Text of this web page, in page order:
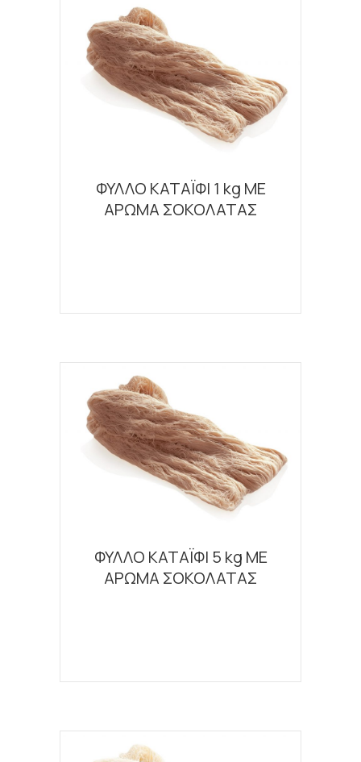
ΦΥΛΛΟ ΚΑΤΑΪΦΙ 1 kg ΜΕ
ΑΡΩΜΑ ΣΟΚΟΛΑΤΑΣ
ΦΥΛΛΟ ΚΑΤΑΪΦΙ 5 kg ΜΕ
ΑΡΩΜΑ ΣΟΚΟΛΑΤΑΣ